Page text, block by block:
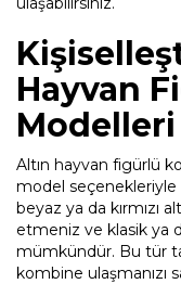
Hayvan
Modelleri
Altın hayvan figürlü
model seçenekleriyle
beyaz ya da kırmızı
etmeniz ve klasik ya
mümkündür. Bu tür
kombine ulaşmanızı